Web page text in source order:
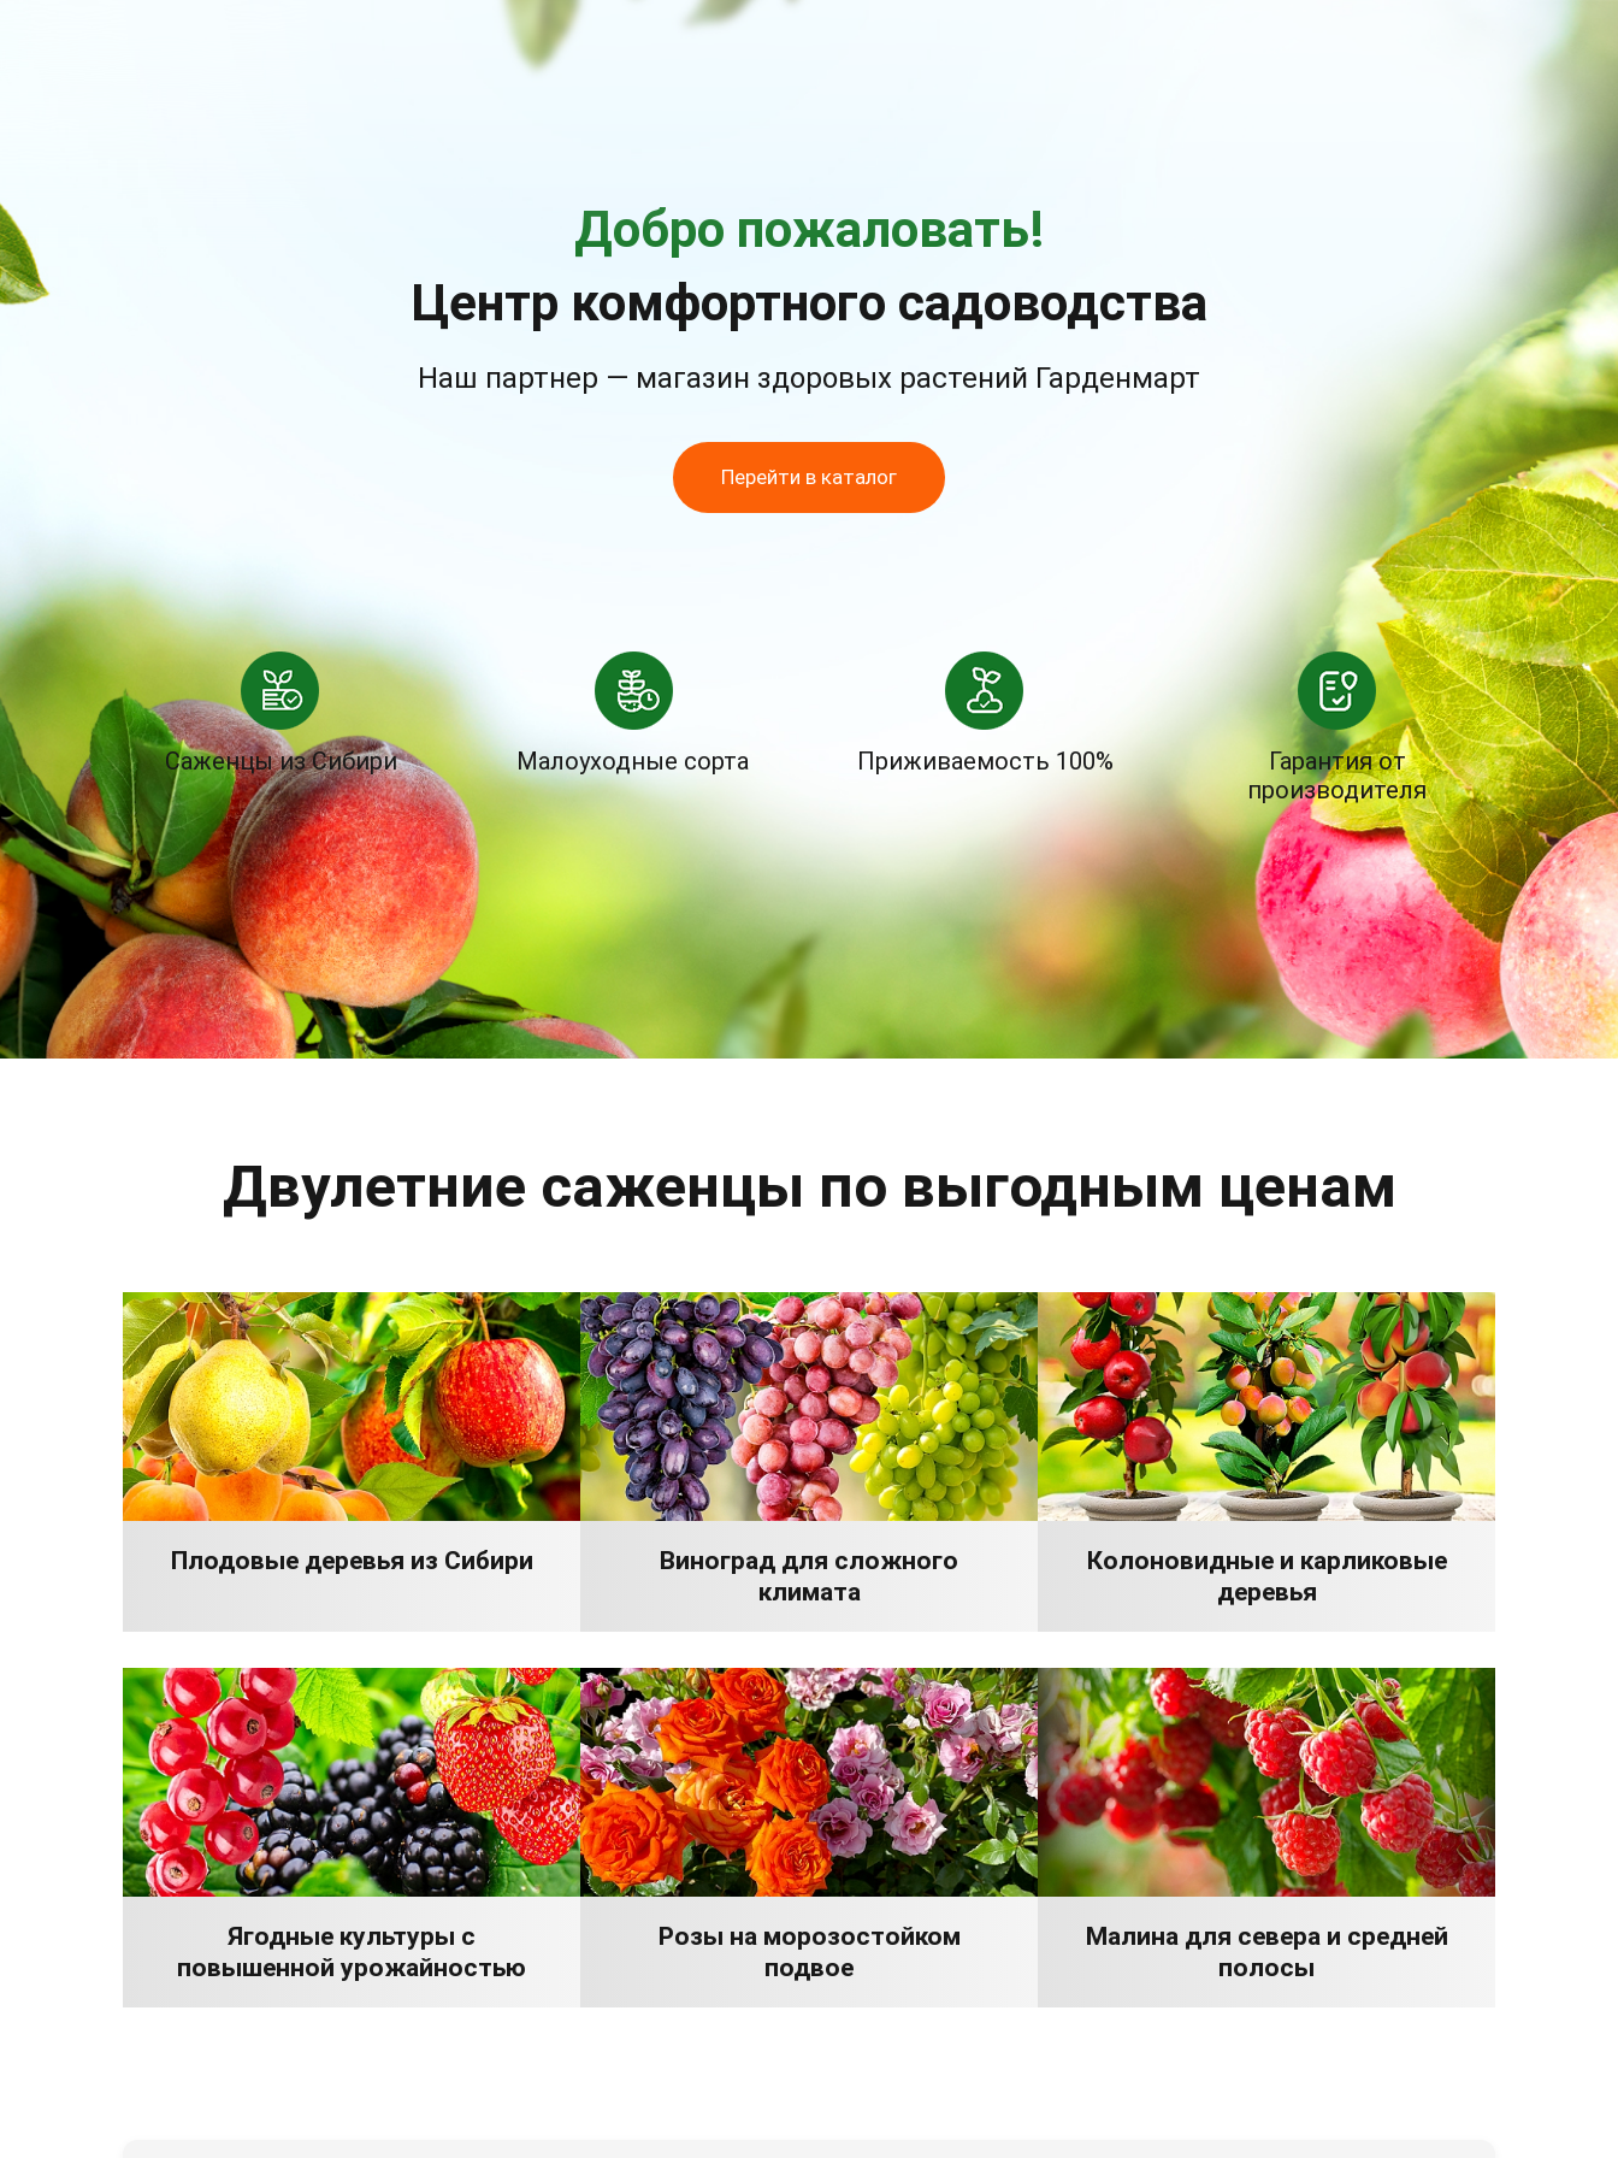
Добро пожаловать!
Центр комфортного садоводства
Наш партнер — магазин здоровых растений Гарденмарт
Перейти в каталог
Саженцы из Сибири Малоуходные сорта Приживаемость 100%
Гарантия от
производителя
Двулетние саженцы по выгодным ценам
Плодовые деревья из Сибири
Виноград для сложного
климата
Колоновидные и карликовые
деревья
Ягодные культуры с
повышенной урожайностью
Розы на морозостойком
подвое
Малина для севера и средней
полосы